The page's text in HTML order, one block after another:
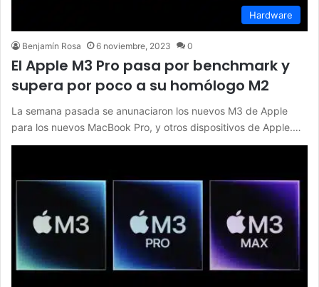
Hardware
Benjamín Rosa 6 noviembre, 2023 0
El Apple M3 Pro pasa por benchmark y
supera por poco a su homólogo M2
La semana pasada se anunaciaron los nuevos M3 de Apple
para los nuevos MacBook Pro, y otros dispositivos de Apple.…